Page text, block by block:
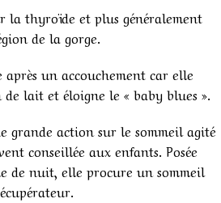
la thyroïde et plus généralement
de la gorge.
un accouchement car elle
lait et éloigne le « baby blues ».
grande action sur le sommeil agité
conseillée aux enfants. Posée
de nuit, elle procure un sommeil